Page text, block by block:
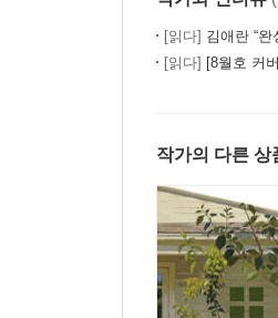
[읽다] 김애란 “
[읽다] [8월호 커
작가의 다른 상